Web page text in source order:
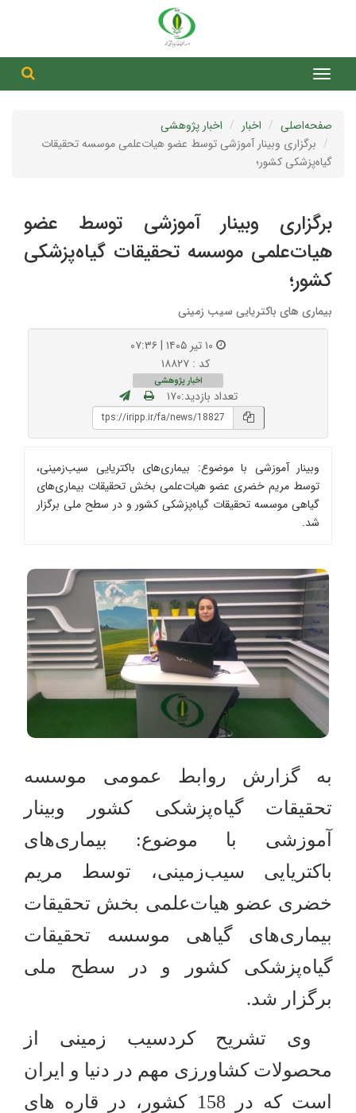
صفحه‌اصلی اخبار
اخبار پژوهشی
برگزاری وبینار آموزشی توسط عضو هیات‌علمی موسسه تحقیقات
گیاه‌پزشکی کشور؛
برگزاری وبینار آموزشی توسط عضو
هیات‌علمی موسسه تحقیقات گیاه‌پزشکی
کشور؛
بیماری های باکتریایی سیب زمینی
کد : ۱۸۸۲۷
اخبار پژوهشی
تعداد بازدید:۱۷۰
وبینار آموزشی با موضوع: بیماری‌های باکتریایی سیب‌زمینی،
توسط مریم خضری عضو هیات‌علمی بخش تحقیقات بیماری‌های
گیاهی موسسه تحقیقات گیاه‌پزشکی کشور و در سطح ملی برگزار
شد.
به گزارش روابط عمومی موسسه
تحقیقات گیاه‌پزشکی کشور وبینار
آموزشی با موضوع: بیماری‌های
باکتریایی سیب‌زمینی، توسط مریم
خضری عضو هیات‌علمی بخش تحقیقات
بیماری‌های گیاهی موسسه تحقیقات
گیاه‌پزشکی کشور و در سطح ملی
برگزار شد.
وی تشریح کردسیب زمینی از
محصولات کشاورزی مهم در دنیا و ایران
است که در 158 کشور، در قاره های